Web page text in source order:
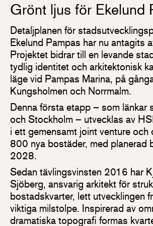
Grönt ljus för Ekelund
Detaljplanen för
Ekelund Pampas har nu antagits
Projektet bidrar till en levande
tydlig identitet och arkitektonisk
läge vid Pampas Marina, på
Kungsholmen och Norrmalm.
Denna första etapp – som länkar
och Stockholm – utvecklas av
i ett gemensamt joint venture och
800 nya bostäder, med planerad
2028.
Sedan tävlingsvinsten 2016 har
Sjöberg, ansvarig arkitekt för
bostadskvarter, lett utvecklingen
viktiga milstolpe. Inspirerad av
dramatiska topografi formas